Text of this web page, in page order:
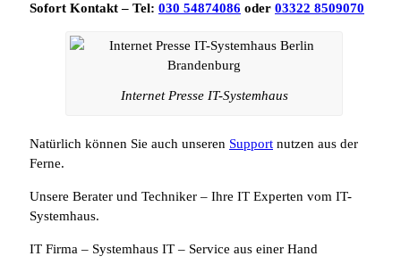
Sofort Kontakt – Tel: 030 54874086 oder 03322 8509070
Internet Presse IT-Systemhaus
Natürlich können Sie auch unseren Support nutzen aus der
Ferne.
Unsere Berater und Techniker – Ihre IT Experten vom IT-
Systemhaus.
IT Firma – Systemhaus IT – Service aus einer Hand